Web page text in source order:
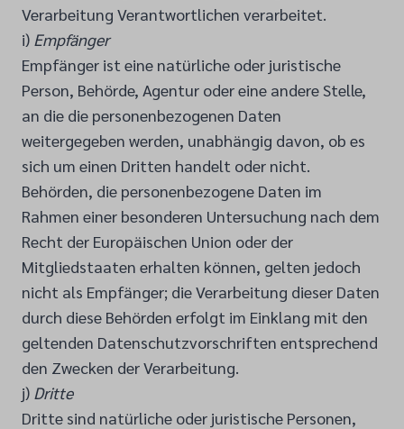
Verarbeitung Verantwortlichen verarbeitet.
i) Empfänger
Empfänger ist eine natürliche oder juristische
Person, Behörde, Agentur oder eine andere Stelle,
an die die personenbezogenen Daten
weitergegeben werden, unabhängig davon, ob es
sich um einen Dritten handelt oder nicht.
Behörden, die personenbezogene Daten im
Rahmen einer besonderen Untersuchung nach dem
Recht der Europäischen Union oder der
Mitgliedstaaten erhalten können, gelten jedoch
nicht als Empfänger; die Verarbeitung dieser Daten
durch diese Behörden erfolgt im Einklang mit den
geltenden Datenschutzvorschriften entsprechend
den Zwecken der Verarbeitung.
j) Dritte
Dritte sind natürliche oder juristische Personen,